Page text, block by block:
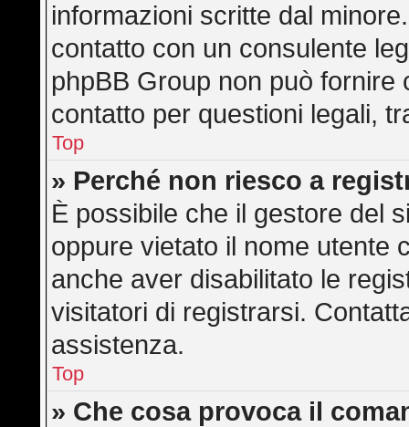
informazioni scritte dal
contatto con un consulente
phpBB Group non può fornire
contatto per questioni legali,
Top
» Perché non riesco a
È possibile che il gestore del
oppure vietato il nome utente
anche aver disabilitato le
visitatori di registrarsi.
assistenza.
Top
» Che cosa provoca il